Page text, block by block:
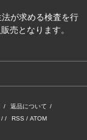
が求める検査を行
売となります。
/ 返品について /
/ / RSS / ATOM